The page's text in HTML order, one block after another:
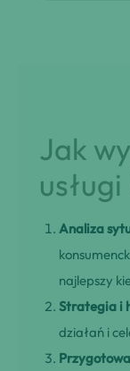
Jak
Analiza
najlepszy
Strategia i
działań i